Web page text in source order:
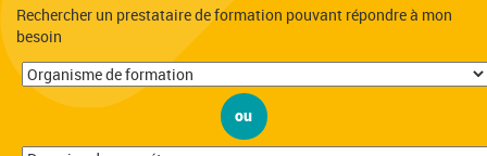
Rechercher un prestataire de formation pouvant répondre à mon
besoin
ou